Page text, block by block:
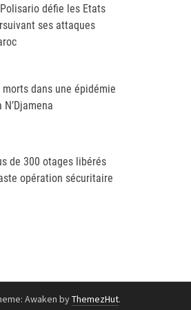
défie les Etats
ses attaques
morts dans une épidémie
de 300 otages libérés
opération sécuritaire
Awaken byThemezHut.